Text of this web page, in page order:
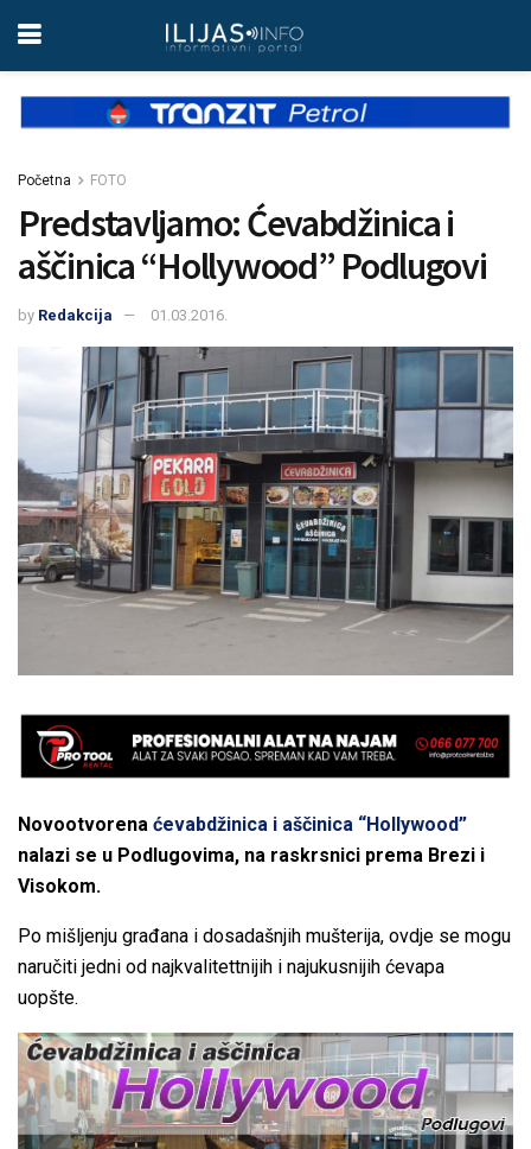
Početna FOTO
Predstavljamo: Ćevabdžinica i
aščinica “Hollywood” Podlugovi
by Redakcija 01.03.2016.
Novootvorena ćevabdžinica i aščinica “Hollywood”
nalazi se u Podlugovima, na raskrsnici prema Brezi i
Visokom.
Po mišljenju građana i dosadašnjih mušterija, ovdje se mogu
naručiti jedni od najkvalitettnijih i najukusnijih ćevapa
uopšte.